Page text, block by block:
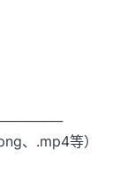
、.mp4等）